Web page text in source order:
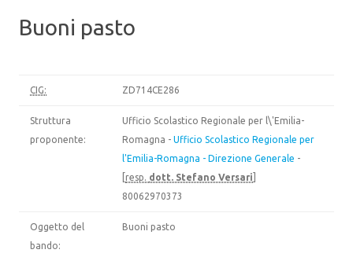
Buoni pasto
CIG: ZD714CE286
Struttura
proponente:
Ufficio Scolastico Regionale per l\'Emilia-
Romagna - Ufficio Scolastico Regionale per
l'Emilia-Romagna - Direzione Generale -
resp. dott. Stefano Versari
80062970373
Oggetto del
bando:
Buoni pasto